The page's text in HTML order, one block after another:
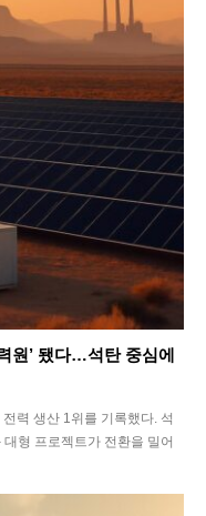
원’ 됐다…석탄 중심에
력 생산 1위를 기록했다. 석
형 프로젝트가 전환을 밀어